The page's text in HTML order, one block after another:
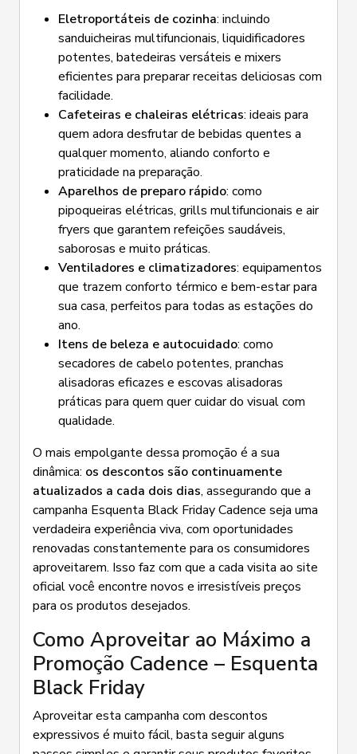
Eletroportáteis de cozinha: incluindo
sanduicheiras multifuncionais, liquidificadores
potentes, batedeiras versáteis e mixers
eficientes para preparar receitas deliciosas com
facilidade.
Cafeteiras e chaleiras elétricas: ideais para
quem adora desfrutar de bebidas quentes a
qualquer momento, aliando conforto e
praticidade na preparação.
Aparelhos de preparo rápido: como
pipoqueiras elétricas, grills multifuncionais e air
fryers que garantem refeições saudáveis,
saborosas e muito práticas.
Ventiladores e climatizadores: equipamentos
que trazem conforto térmico e bem-estar para
sua casa, perfeitos para todas as estações do
ano.
Itens de beleza e autocuidado: como
secadores de cabelo potentes, pranchas
alisadoras eficazes e escovas alisadoras
práticas para quem quer cuidar do visual com
qualidade.
O mais empolgante dessa promoção é a sua
dinâmica: os descontos são continuamente
atualizados a cada dois dias, assegurando que a
campanha Esquenta Black Friday Cadence seja uma
verdadeira experiência viva, com oportunidades
renovadas constantemente para os consumidores
aproveitarem. Isso faz com que a cada visita ao site
oficial você encontre novos e irresistíveis preços
para os produtos desejados.
Como Aproveitar ao Máximo a
Promoção Cadence – Esquenta
Black Friday
Aproveitar esta campanha com descontos
expressivos é muito fácil, basta seguir alguns